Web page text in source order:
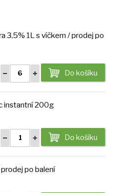
3,5% 1L s víčkem / prodej po
Do košíku
instantní 200g
Do košíku
po balení